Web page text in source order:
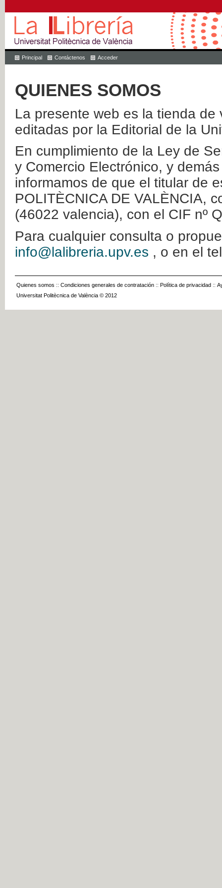
Principal Contáctenos Acceder
QUIENES SOMOS
La presente web es la tienda
editadas por la Editorial de la
En cumplimiento de la Ley de
y Comercio Electrónico, y
informamos de que el titular de
POLITÈCNICA DE VALÈNCIA,
(46022 valencia), con el CIF nº
Para cualquier consulta o
info@lalibreria.upv.es , o en el
Quienes somos :: Condiciones generales de contratación :: Política de privacidad ::
Universitat Politècnica de València © 2012